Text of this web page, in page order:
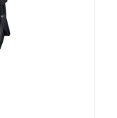
con pulsante
scrittura fluida.
di concentrarti
Zero notifiche o